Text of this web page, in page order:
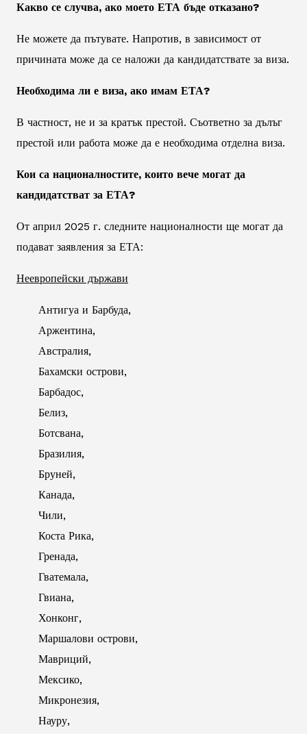
Какво се случва, ако моето ЕТА бъде отказано?
Не можете да пътувате. Напротив, в зависимост от
причината може да се наложи да кандидатствате за виза.
Необходима ли е виза, ако имам ЕТА?
В частност, не и за кратък престой. Съответно за дълъг
престой или работа може да е необходима отделна виза.
Кои са националностите, които вече могат да
кандидатстват за ЕТА?
От април 2025 г. следните националности ще могат да
подават заявления за ЕТА:
Неевропейски държави
Антигуа и Барбуда,
Аржентина,
Австралия,
Бахамски острови,
Барбадос,
Белиз,
Ботсвана,
Бразилия,
Бруней,
Канада,
Чили,
Коста Рика,
Гренада,
Гватемала,
Гвиана,
Хонконг,
Маршалови острови,
Мавриций,
Мексико,
Микронезия,
Науру,